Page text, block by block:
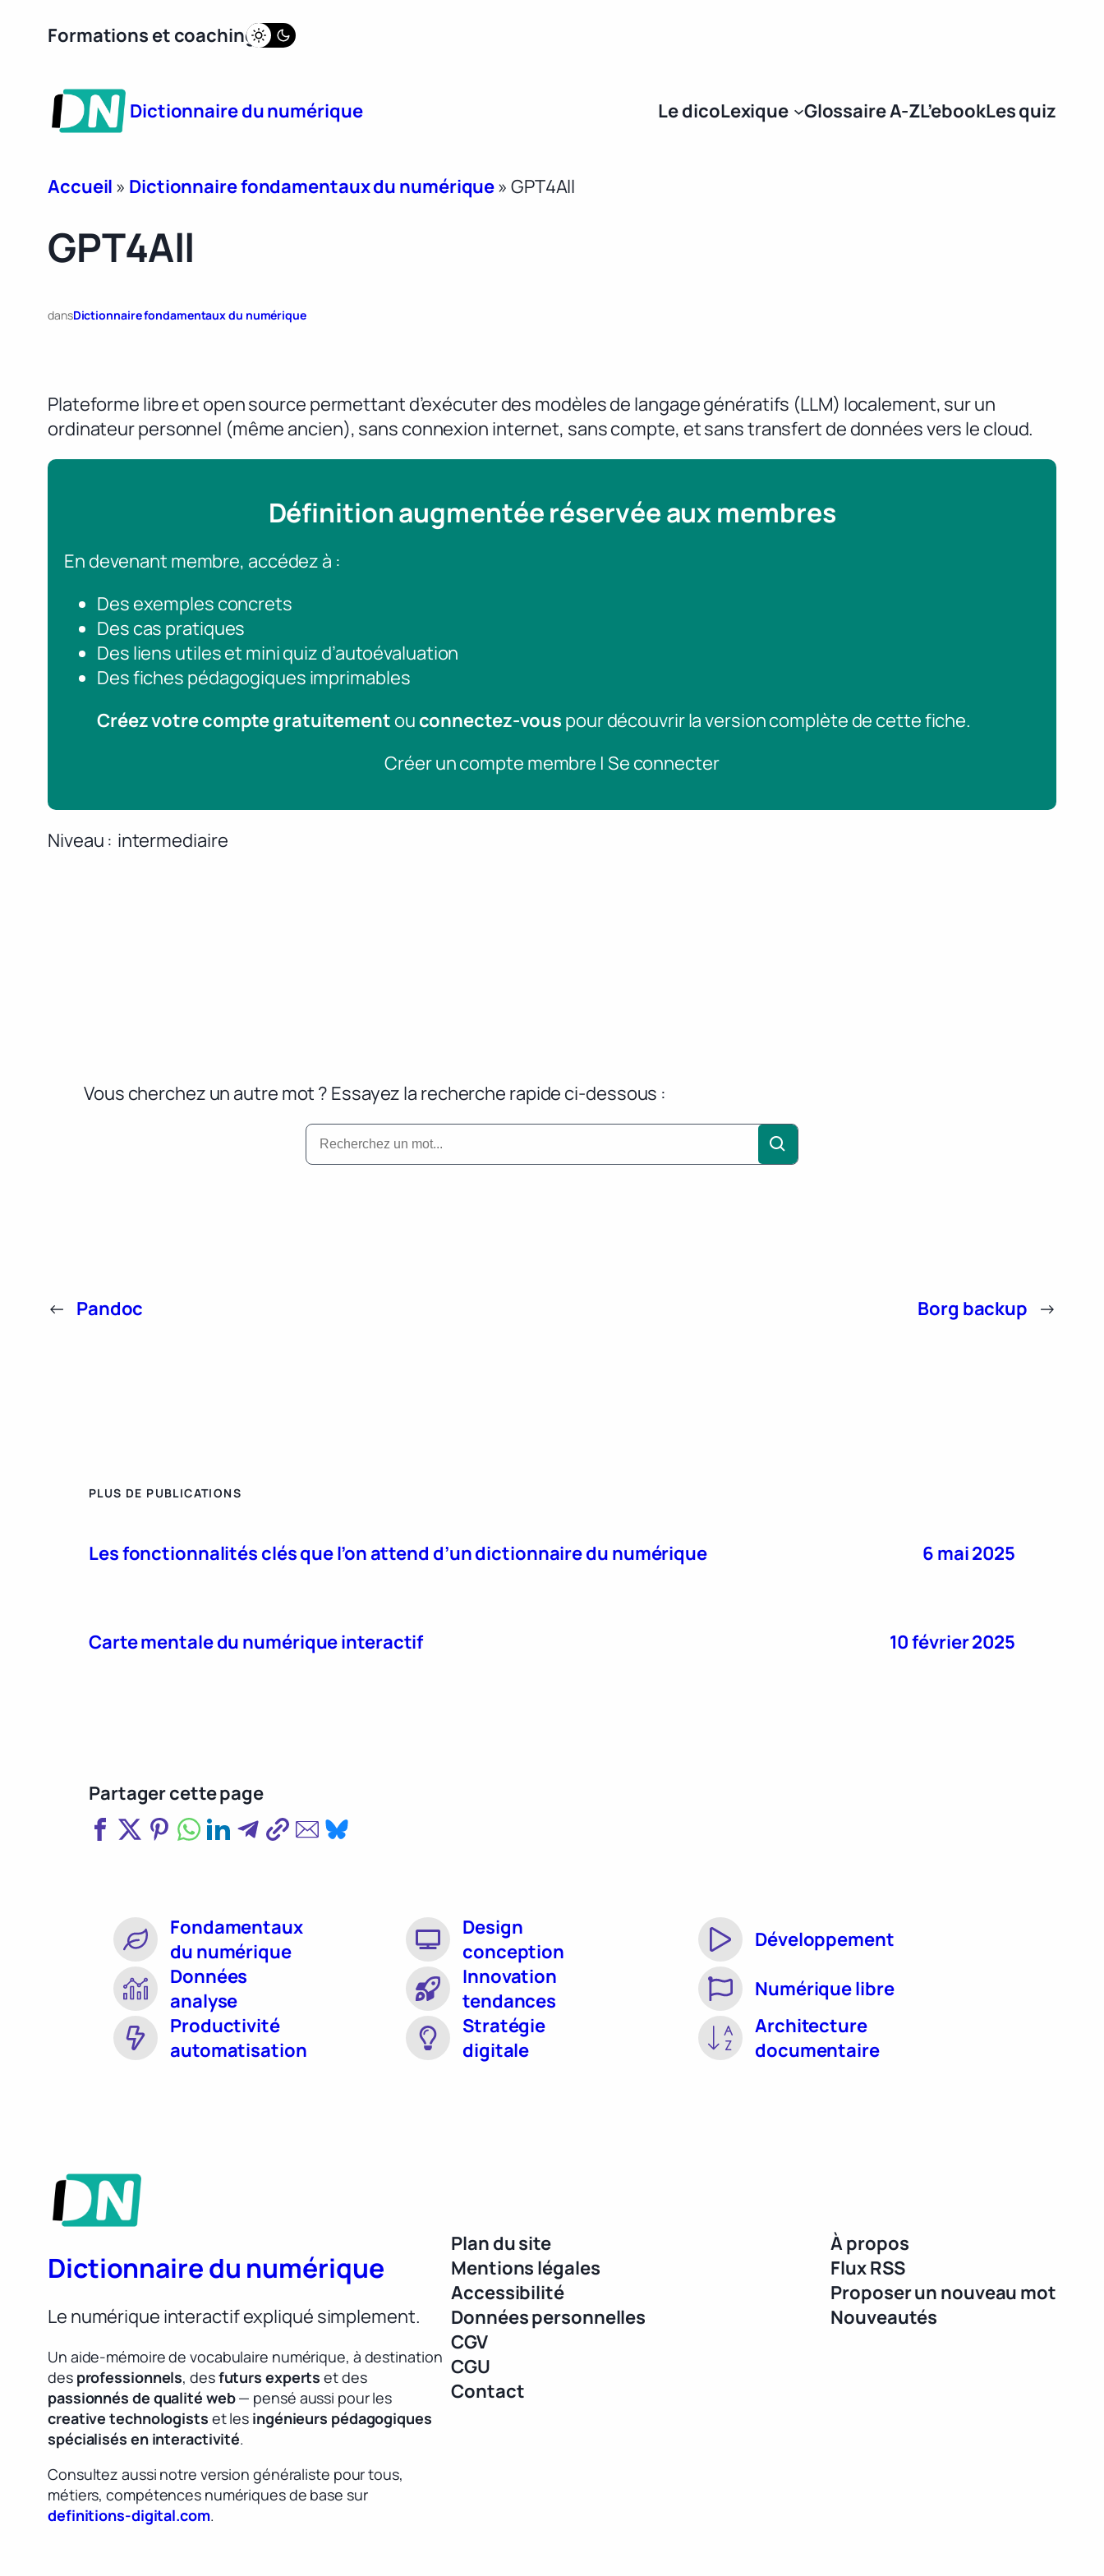
Formations et coaching
Dictionnaire du numérique Le dicoLexique Glossaire A-ZL’ebookLes quiz
Accueil » Dictionnaire fondamentaux du numérique» GPT4All
GPT4All
dansDictionnaire fondamentaux du numérique
Plateforme libre et open source permettant d’exécuter des modèles de langage génératifs (LLM) localement, sur un
ordinateur personnel (même ancien), sans connexion internet, sans compte, et sans transfert de données vers le cloud.
Définition augmentée réservée aux membres
En devenant membre, accédez à :
Des exemples concrets
Des cas pratiques
Des liens utiles et mini quiz d’autoévaluation
Des fiches pédagogiques imprimables
Créez votre compte gratuitement ou connectez-vous pour découvrir la version complète de cette fiche.
Créer un compte membre | Se connecter
Niveau intermediaire
Vous cherchez un autre mot ? Essayez la recherche rapide ci-dessous :
← Pandoc Borg backup →
PLUS DE PUBLICATIONS
Les fonctionnalités clés que l’on attend d’un dictionnaire du numérique 6 mai 2025
Carte mentale du numérique interactif 10 février 2025
Partager cette page
Fondamentaux
du numérique
Design
conception
Développement
Données
analyse
Innovation
tendances
Numérique libre
Productivité
automatisation
Stratégie
digitale
Architecture
documentaire
Dictionnaire du numérique
Le numérique interactif expliqué simplement.
Un aide-mémoire de vocabulaire numérique, à destination
des professionnels, desfuturs experts et des
passionnés de qualité web— pensé aussi pour les
creative technologists et les ingénieurs pédagogiques
spécialisés en interactivité.
Consultez aussi notre version généraliste pour tous,
métiers, compétences numériques de base sur
definitions-digital.com.
Plan du site
Mentions légales
Accessibilité
Données personnelles
CGV
CGU
Contact
À propos
Flux RSS
Proposer un nouveau mot
Nouveautés